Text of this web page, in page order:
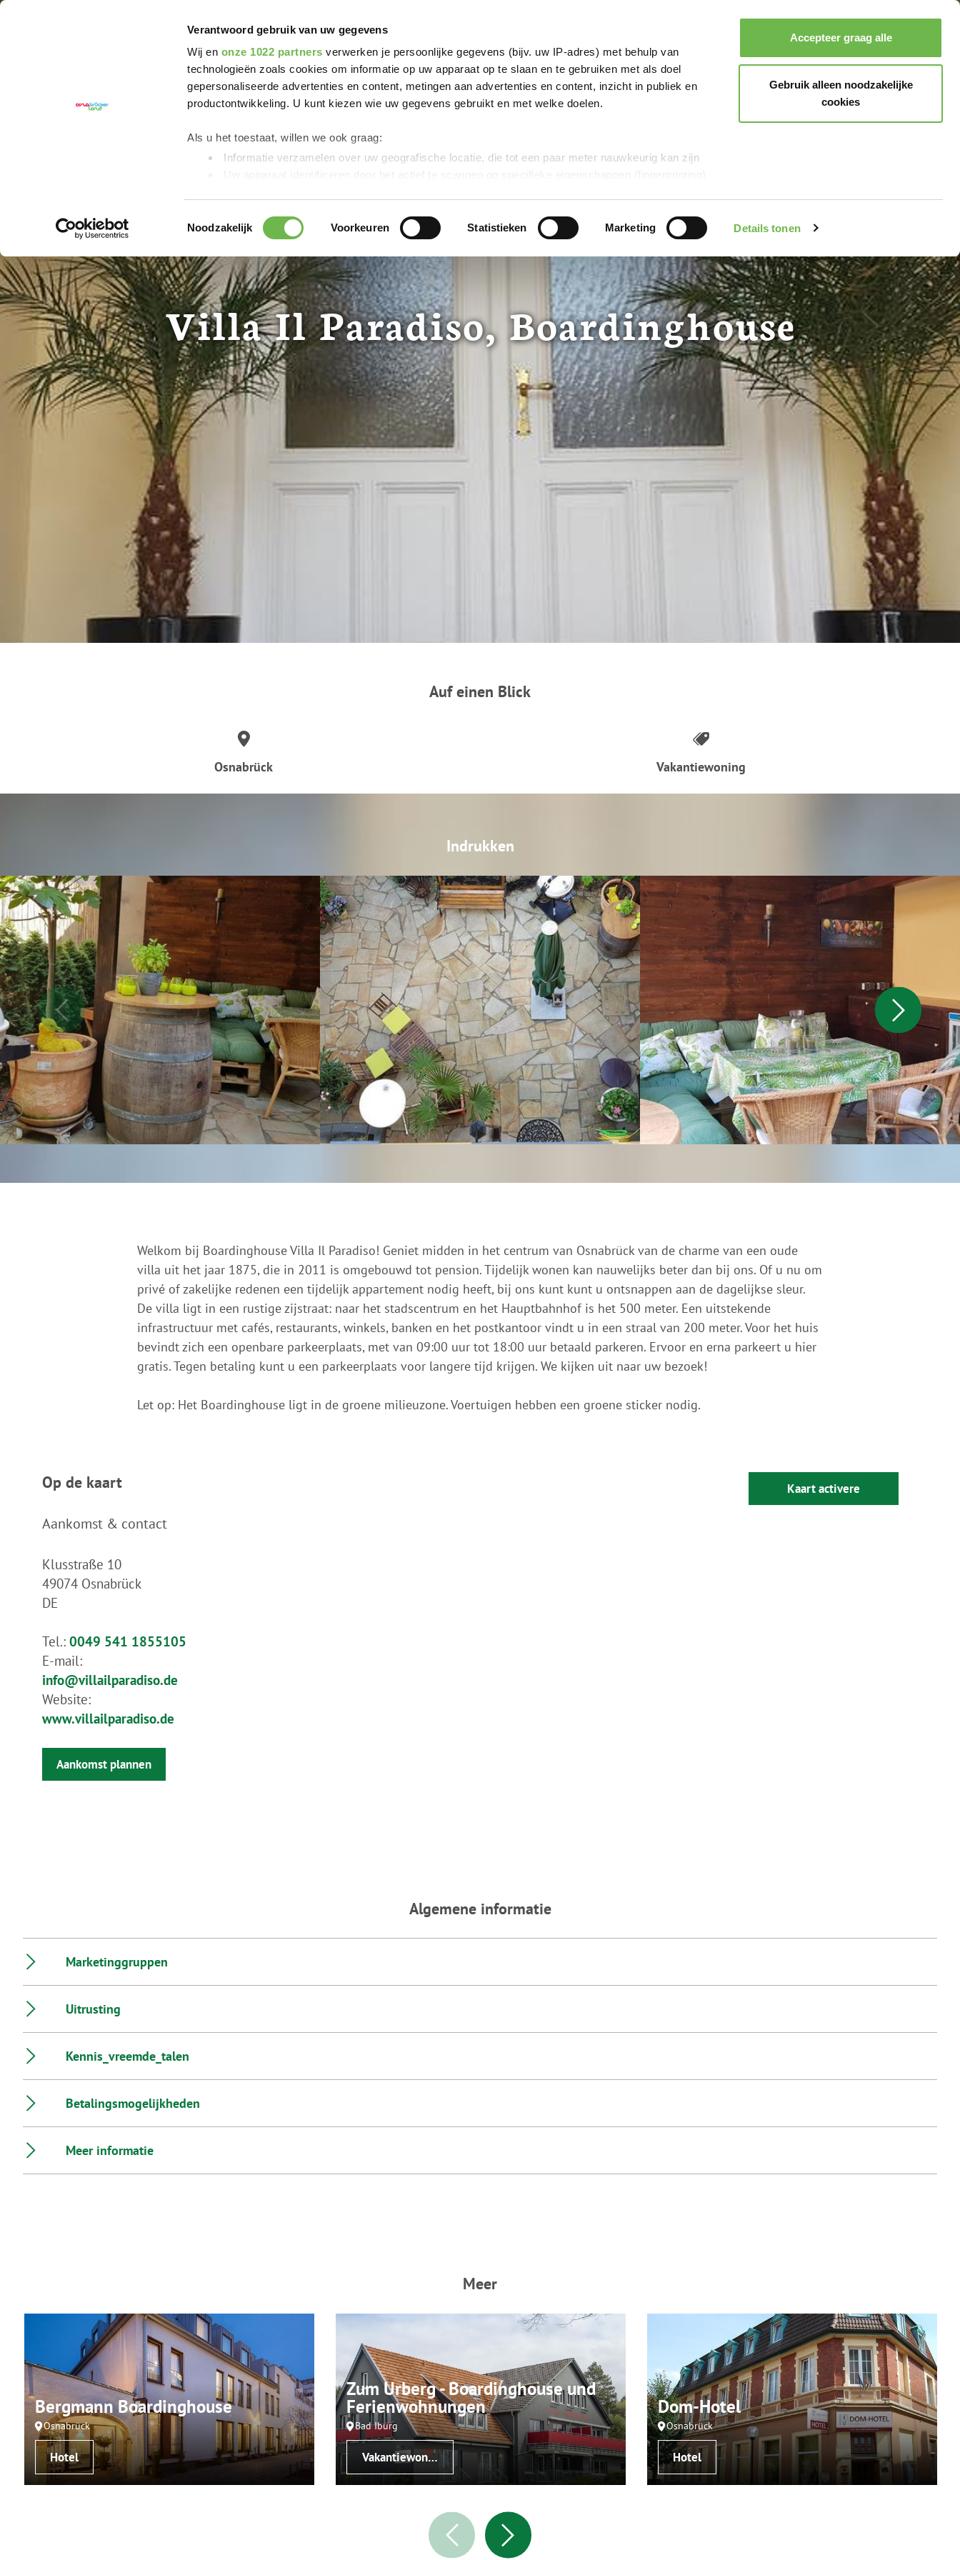
Verantwoord gebruik van uw gegevens
Wij en onze 1022 partners verwerken je persoonlijke gegevens (bijv. uw IP-adres) met behulp van
technologieën zoals cookies om informatie op uw apparaat op te slaan en te gebruiken met als doel
gepersonaliseerde advertenties en content, metingen aan advertenties en content, inzicht in publiek en
productontwikkeling. U kunt kiezen wie uw gegevens gebruikt en met welke doelen.
Als u het toestaat, willen we ook graag:
Informatie verzamelen over uw geografische locatie, die tot een paar meter nauwkeurig kan zijn
bieden en om ons websiteverkeer te analyseren.Dank u voor uw steun aan ons werk!
Kennisgeving van de verwerking van uw gegevens die op deze website in de VS door Google en
YouTube worden verzameld:Door te klikken op "Accepteer graag alle" of door „Voorkeuren“,
„Statistieken“ of „Marketing“ aan te vinken en te klikken op "Selectie handmatig instellen", stemt u er
ook mee in dat uw gegevens in de VS worden verwerkt in overeenstemming met Art. 49 (1) zin 1 lit. a
DSGVO. De VS zijn door het Europees Hof van Justitie beoordeeld als een land met een ontoereikend
niveau van gegevensbescherming volgens EU-normen. In het bijzonder bestaat het risico dat uw
gegevens door de Amerikaanse autoriteiten worden verwerkt voor controle- en toezichtdoeleinden,
mogelijk ook zonder enig rechtsmiddel. Indien u op "Selectie handmatig instellen" klikt en geen van de
keuzevakken (voorkeuren, statistieken of marketing) hebt geselecteerd, zal de hierboven beschreven
overdracht niet plaatsvinden. Voor meer informatie, zie onze privacyverklaring.
We geven u hier graag meer gedetailleerde informatie:Privacybeleid |Impressum
Toestemmingsselectie
Noodzakelijk Voorkeuren Statistieken Marketing Details tonen
Accepteer graag alle
Gebruik alleen noodzakelijke
cookies
Villa Il Paradiso, Boardinghouse
Auf einen Blick
Osnabrück Vakantiewoning
Indrukken
Welkom bij Boardinghouse Villa Il Paradiso! Geniet midden in het centrum van Osnabrück van de charme van een oude
villa uit het jaar 1875, die in 2011 is omgebouwd tot pension. Tijdelijk wonen kan nauwelijks beter dan bij ons. Of u nu om
privé of zakelijke redenen een tijdelijk appartement nodig heeft, bij ons kunt kunt u ontsnappen aan de dagelijkse sleur.
De villa ligt in een rustige zijstraat: naar het stadscentrum en het Hauptbahnhof is het 500 meter. Een uitstekende
infrastructuur met cafés, restaurants, winkels, banken en het postkantoor vindt u in een straal van 200 meter. Voor het huis
bevindt zich een openbare parkeerplaats, met van 09:00 uur tot 18:00 uur betaald parkeren. Ervoor en erna parkeert u hier
gratis. Tegen betaling kunt u een parkeerplaats voor langere tijd krijgen. We kijken uit naar uw bezoek!
Let op: Het Boardinghouse ligt in de groene milieuzone. Voertuigen hebben een groene sticker nodig.
Op de kaart
Aankomst & contact
Klusstraße 10
49074 Osnabrück
DE
Tel.: 0049 541 1855105
E-mail:
info@villailparadiso.de
Website:
www.villailparadiso.de
Aankomst plannen
Kaart activere
Algemene informatie
Marketinggruppen
Uitrusting
Kennis_vreemde_talen
Betalingsmogelijkheden
Meer informatie
Meer
Bergmann Boardinghouse
Osnabrück
Hotel
Zum Urberg - Boardinghouse und
Ferienwohnungen
Bad Iburg
Vakantiewoning
Dom-Hotel
Osnabrück
Hotel